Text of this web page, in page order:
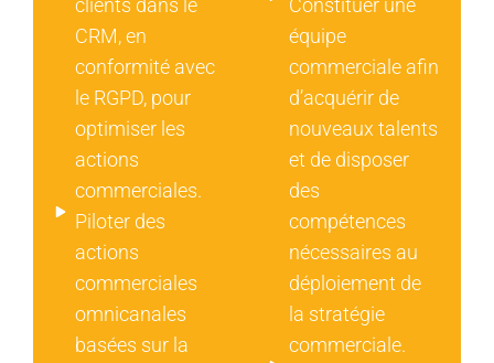
clients dans le
CRM, en
conformité avec
le RGPD, pour
optimiser les
actions
commerciales.
Piloter des
actions
commerciales
omnicanales
basées sur la
Constituer une
équipe
commerciale afin
d’acquérir de
nouveaux talents
et de disposer
des
compétences
nécessaires au
déploiement de
la stratégie
commerciale.